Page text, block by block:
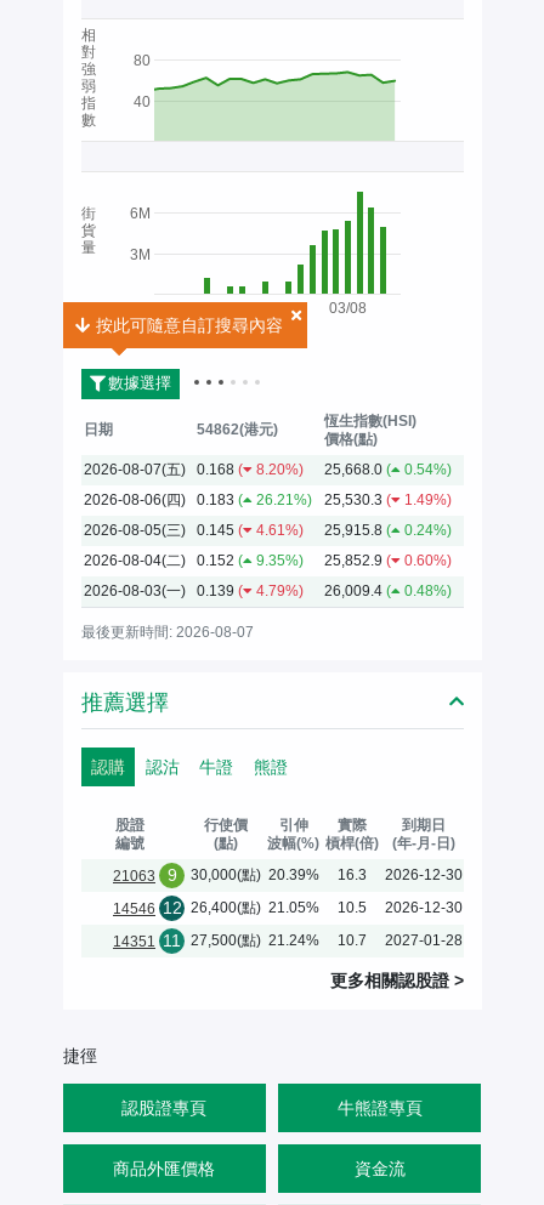
03/08
40
80
3M
6M
2026
相
對
強
弱
指
數
街
貨
量
數據選擇
按此可隨意自訂搜尋內容
按此可隨意自訂搜尋內容
日期 54862(港元)
恆生指數(HSI)
價格(點)
2026-08-07(五)
0.168 ( 8.20%) 25,668.0 (
0.54%)
2026-08-06(四)
0.183 ( 26.21%) 25,530.3 (
1.49%)
2026-08-05(三)
0.145 ( 4.61%) 25,915.8 (
0.24%)
2026-08-04(二)
0.152 ( 9.35%) 25,852.9 (
0.60%)
2026-08-03(一)
0.139 ( 4.79%) 26,009.4 ( 0.48%)
最後更新時間: 2026-08-07
推薦選擇
認購 認沽 牛證 熊證
股證
編號
行使價
(點)
引伸
波幅(%)
實際
槓桿(倍)
到期日
(年-月-日)
21063
9 30,000(點) 20.39% 16.3
2026-12-30
14546 12 26,400(點) 21.05% 10.5
2026-12-30
14351 11 27,500(點) 21.24% 10.7 2027-01-28
更多相關認股證>
捷徑
認股證專頁 牛熊證專頁
商品外匯價格 資金流